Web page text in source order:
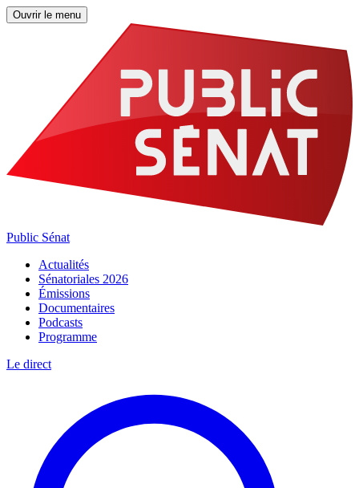
Ouvrir le menu
Public Sénat
Actualités
Sénatoriales 2026
Émissions
Documentaires
Podcasts
Programme
Le direct